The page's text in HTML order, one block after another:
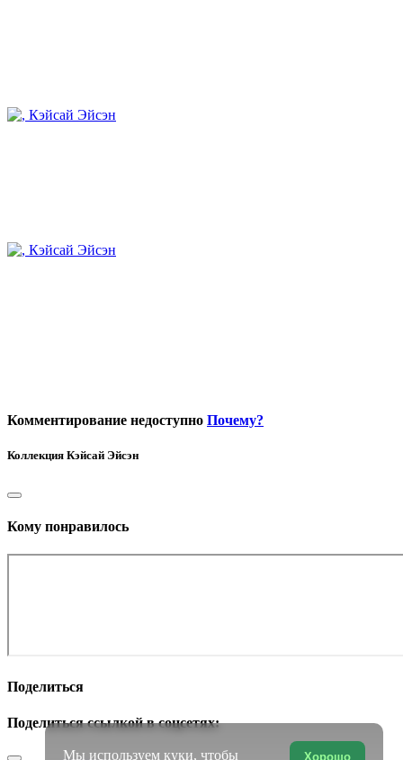
Комментирование недоступно Почему?
Коллекция Кэйсай Эйсэн
Кому понравилось
Поделиться
Поделиться ссылкой в соцсетях:
Хорошо
Мы используем куки, чтобы